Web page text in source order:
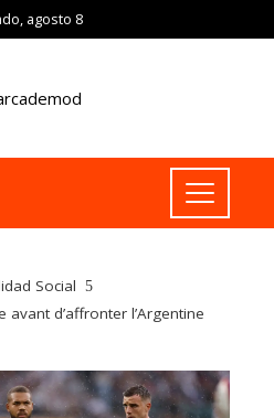
agosto 8
Social
avant d’affronter l’Argentine